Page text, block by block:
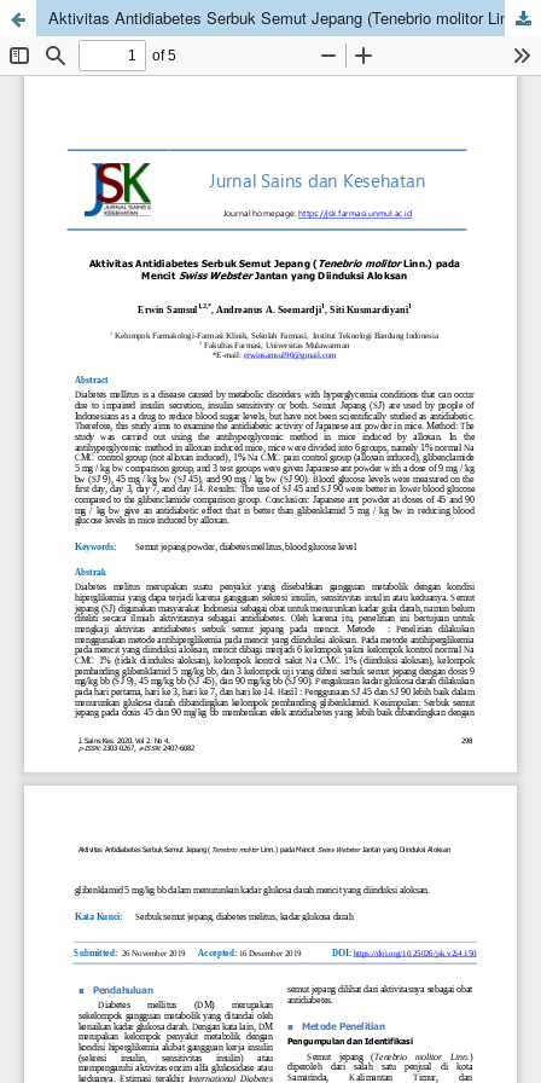
Aktivitas Antidiabetes Serbuk Semut Jepang (Tenebrio molitor Linn.) pada Mencit Swiss Webster Jantan yang Diinduksi Aloksan